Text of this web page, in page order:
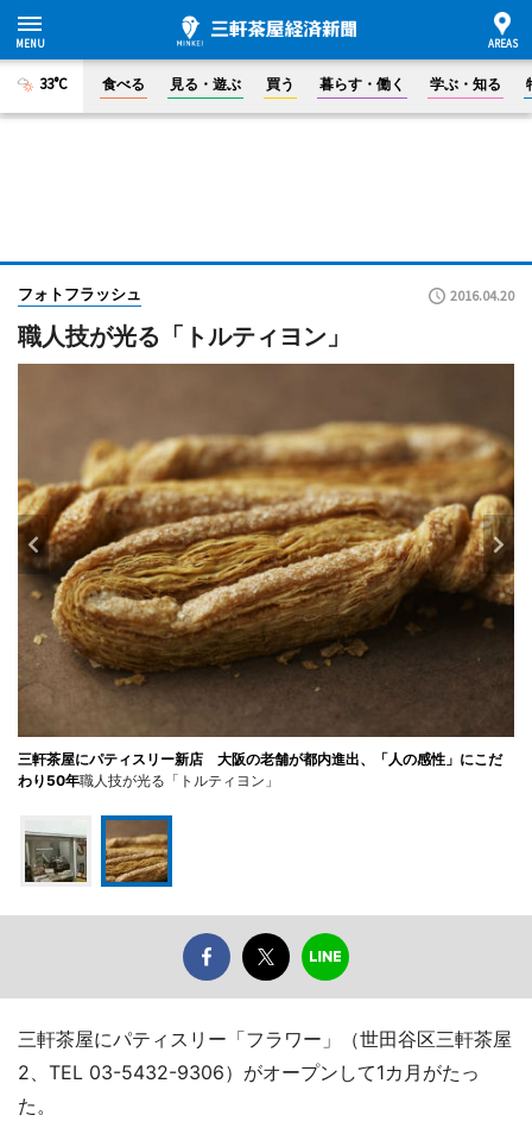
33°C 食べる 見る・遊ぶ 買う 暮らす・働く 学ぶ・知る
フォトフラッシュ 2016.04.20
職人技が光る「トルティヨン」
三軒茶屋にパティスリー新店 大阪の老舗が都内進出、「人の感性」にこだ
わり50年職人技が光る「トルティヨン」
三軒茶屋にパティスリー「フラワー」（世田谷区三軒茶屋
2、TEL 03-5432-9306）がオープンして1カ月がたっ
た。